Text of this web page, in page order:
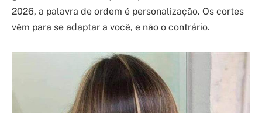
2026, a palavra de ordem é personalização. Os cortes
vêm para se adaptar a você, e não o contrário.